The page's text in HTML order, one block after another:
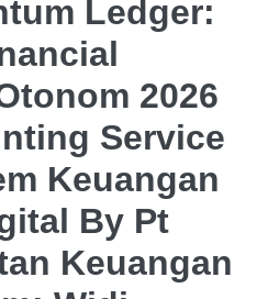
Ledger:
2026
Service
Keuangan
By Pt
Keuangan